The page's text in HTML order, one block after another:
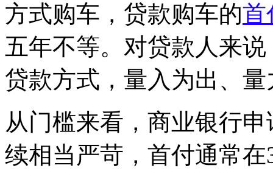
方式购车，贷款购车的首
五年不等。对贷款人来
贷款方式，量入为出、
从门槛来看，商业银行
续相当严苛，首付通常